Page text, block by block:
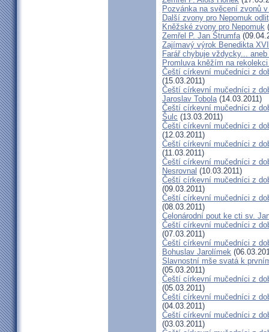
Pozvánka na svěcení zvonů
Další zvony pro Nepomuk
Kněžské zvony pro Nepomuk
Zemřel P. Jan Štrumfa
Zajímavý výrok Benedikta
Farář chybuje vždycky...
Promluva kněžím na
Čeští církevní mučedníci z
(15.03.2011)
Čeští církevní mučedníci z
Jaroslav Tobola(14.03.2011)
Čeští církevní mučedníci z
Šulc (13.03.2011)
Čeští církevní mučedníci z
(12.03.2011)
Čeští církevní mučedníci z
(11.03.2011)
Čeští církevní mučedníci z
Nesrovnal (10.03.2011)
Čeští církevní mučedníci z
(09.03.2011)
Čeští církevní mučedníci z
(08.03.2011)
Celonárodní pout ke cti sv.
Čeští církevní mučedníci z
(07.03.2011)
Čeští církevní mučedníci z
Bohuslav Jarolímek
Slavnostní mše svatá k
(05.03.2011)
Čeští církevní mučedníci z
(05.03.2011)
Čeští církevní mučedníci z
(04.03.2011)
Čeští církevní mučedníci z
(03.03.2011)